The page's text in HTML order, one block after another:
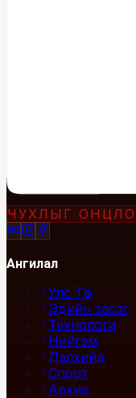
ЧУХЛЫГ
Ангилал
Улс Төр
Эдийн засаг
Технологи
Нийгэм
Дэлхийд
Спорт
Архив